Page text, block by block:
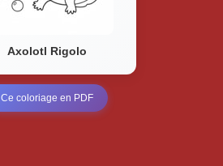
Axolotl Rigolo
Ce coloriage en PDF